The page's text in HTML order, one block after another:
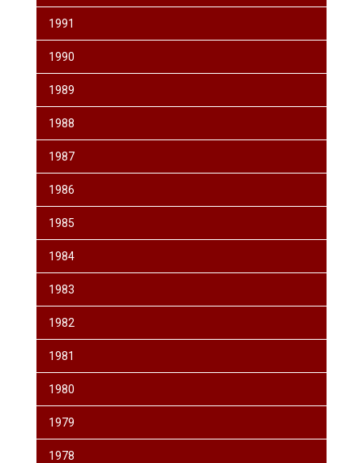
1991
1990
1989
1988
1987
1986
1985
1984
1983
1982
1981
1980
1979
1978